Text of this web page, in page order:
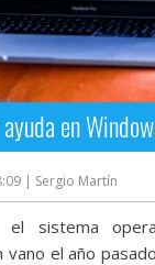
en
| Sergio Martín
el sistema
el año